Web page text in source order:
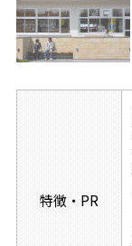
特徴・PR